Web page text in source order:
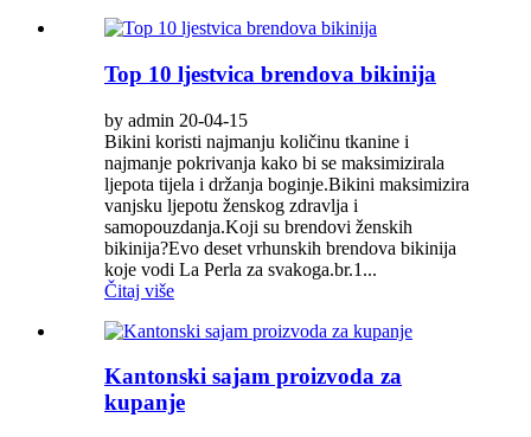
Top 10 ljestvica brendova bikinija
by admin 20-04-15
Bikini koristi najmanju količinu tkanine i
najmanje pokrivanja kako bi se maksimizirala
ljepota tijela i držanja boginje.Bikini maksimizira
vanjsku ljepotu ženskog zdravlja i
samopouzdanja.Koji su brendovi ženskih
bikinija?Evo deset vrhunskih brendova bikinija
koje vodi La Perla za svakoga.br.1...
Čitaj više
Kantonski sajam proizvoda za
kupanje